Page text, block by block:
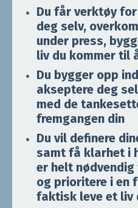
Du får verktøy
deg selv,
under press,
liv du kommer til
Du bygger opp
akseptere deg
med de
fremgangen din
Du vil definere
samt få klarhet i
er helt
og prioritere i en
faktisk leve et liv